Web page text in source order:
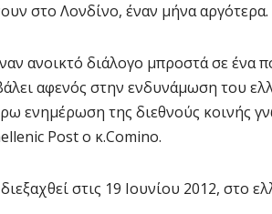
στο Λονδίνο, έναν μήνα αργότερα.
ανοικτό διάλογο μπροστά σε ένα
αφενός στην ενδυνάμωση του
ενημέρωση της διεθνούς κοινής
Post ο κ.Comino.
στις 19 Ιουνίου 2012, στο